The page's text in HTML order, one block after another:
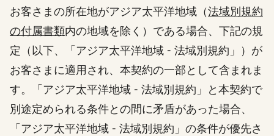
お客さまの所在地がアジア太平洋地域（法域別規約
の付属書類内の地域を除く）である場合、下記の規
定（以下、「アジア太平洋地域 - 法域別規約」）が
お客さまに適用され、本契約の一部として含まれま
す。「アジア太平洋地域 - 法域別規約」と本契約で
別途定められる条件との間に矛盾があった場合、
「アジア太平洋地域 - 法域別規約」の条件が優先さ